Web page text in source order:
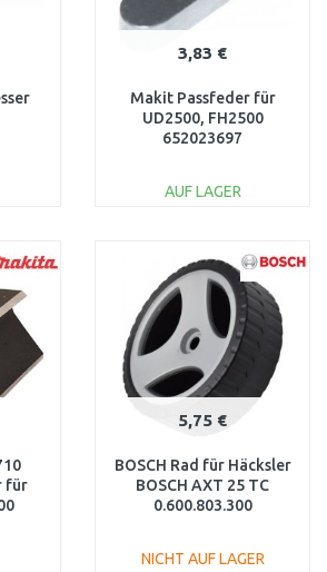
3,83 €
Makit Passfeder für
UD2500, FH2500
652023697
AUF LAGER
Vergleichen
für
5,75 €
BOSCH Rad für Häcksler
BOSCH AXT 25 TC
0.600.803.300
NICHT AUF LAGER